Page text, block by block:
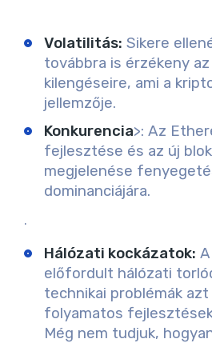
Volatilitás: Sikere
továbbra is érzékeny
kilengéseire, ami a
jellemzője.
Konkurencia>: Az
fejlesztése és az új
megjelenése
dominanciájára.
.
Hálózati kockázatok:
előfordult hálózati
technikai problémák
folyamatos
Még nem tudjuk,